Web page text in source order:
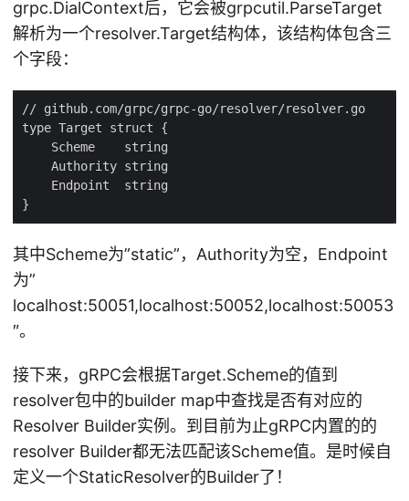
grpc.DialContext后，它会被grpcutil.ParseTarget
解析为一个resolver.Target结构体，该结构体包含三
个字段：
其中Scheme为”static”，Authority为空，Endpoint
为”
localhost:50051,localhost:50052,localhost:50053
″。
接下来，gRPC会根据Target.Scheme的值到
resolver包中的builder map中查找是否有对应的
Resolver Builder实例。到目前为止gRPC内置的的
resolver Builder都无法匹配该Scheme值。是时候自
定义一个StaticResolver的Builder了！